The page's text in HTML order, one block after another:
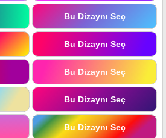
Bu Dizaynı Seç
Bu Dizaynı Seç
Bu Dizaynı Seç
Bu Dizaynı Seç
Bu Dizaynı Seç